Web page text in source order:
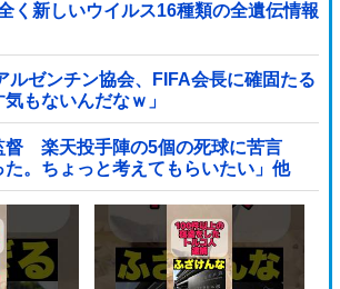
く新しいウイルス16種類の全遺伝情報
ルゼンチン協会、FIFA会長に確固たる
もないんだなｗ」
督 楽天投手陣の5個の死球に苦言
た。ちょっと考えてもらいたい」他